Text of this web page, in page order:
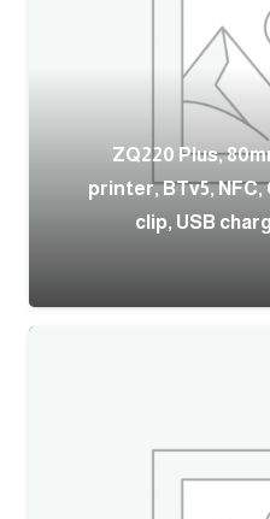
ZQ220 Plus,
printer, BTv5, NFC,
clip, USB